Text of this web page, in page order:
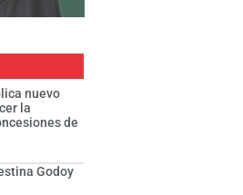
nuevo
la
de
Godoy